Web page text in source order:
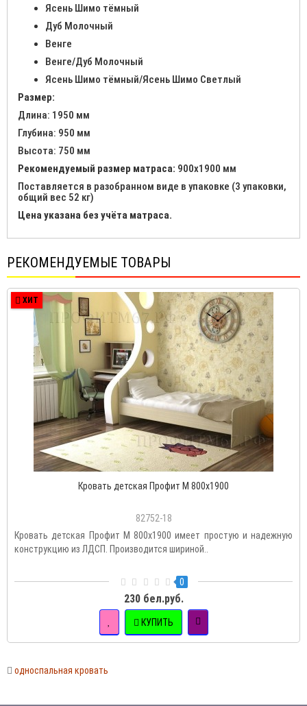
Ясень Шимо тёмный
Дуб Молочный
Венге
Венге/Дуб Молочный
Ясень Шимо тёмный/Ясень Шимо Светлый
Размер:
Длина: 1950 мм
Глубина: 950 мм
Высота: 750 мм
Рекомендуемый размер матраса: 900х1900 мм
Поставляется в разобранном виде в упаковке (3 упаковки,
общий вес 52 кг)
Цена указана без учёта матраса.
РЕКОМЕНДУЕМЫЕ ТОВАРЫ
ХИТ
Кровать детская Профит М 800х1900
82752-18
Кровать детская Профит М 800х1900 имеет простую и надежную
конструкцию из ЛДСП. Производится шириной..
0
230 бел.руб.
КУПИТЬ
односпальная кровать